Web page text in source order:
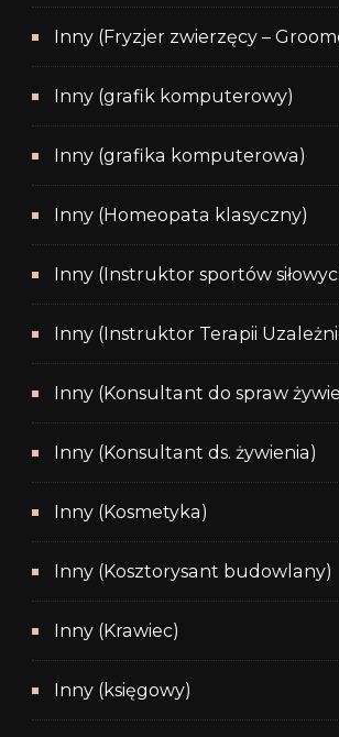
Inny (Fryzjer zwierzęcy –
Inny (grafik komputerowy)
Inny (grafika komputerowa)
Inny (Homeopata klasyczny)
Inny (Instruktor sportów
Inny (Instruktor Terapii
Inny (Konsultant do spraw
Inny (Konsultant ds. żywienia)
Inny (Kosmetyka)
Inny (Kosztorysant budowlany)
Inny (Krawiec)
Inny (księgowy)